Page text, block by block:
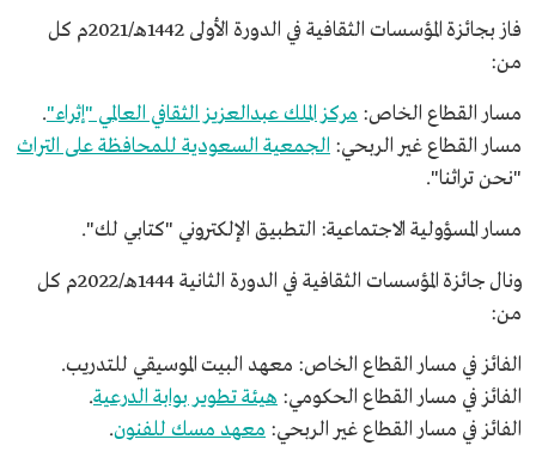
فاز بجائزة المؤسسات الثقافية في الدورة الأولى 1442هـ/2021م كل
من:
مسار القطاع الخاص: مركز الملك عبدالعزيز الثقافي العالمي "إثراء".
مسار القطاع غير الربحي: الجمعية السعودية للمحافظة على التراث
"نحن تراثنا".
مسار المسؤولية الاجتماعية: التطبيق الإلكتروني "كتابي لك".
ونال جائزة المؤسسات الثقافية في الدورة الثانية 1444هـ/2022م كل
من:
الفائز في مسار القطاع الخاص: معهد البيت الموسيقي للتدريب.
الفائز في مسار القطاع الحكومي: هيئة تطوير بوابة الدرعية.
الفائز في مسار القطاع غير الربحي: معهد مسك للفنون.